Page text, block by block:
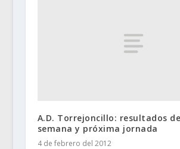
A.D. Torrejoncillo: resultados
semana y próxima jornada
4 de febrero del 2012